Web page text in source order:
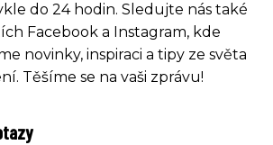
do 24 hodin. Sledujte nás také
Facebook a Instagram, kde
novinky, inspiraci a tipy ze světa
Těšíme se na vaši zprávu!